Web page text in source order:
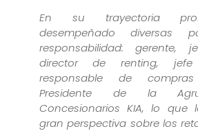
En su trayectoria
desempeñado diversas
responsabilidad: gerente,
director de renting,
responsable de
Presidente de la
Concesionarios KIA, lo que
gran perspectiva sobre los